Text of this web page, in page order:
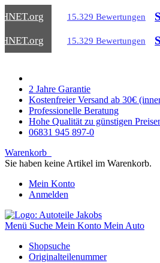
.org 15.329 Bewertungen
.org 15.329 Bewertungen
2 Jahre Garantie
Kostenfreier Versand ab 30€
Professionelle Beratung
Hohe Qualität zu günstigen
06831 945 897-0
Warenkorb
Sie haben keine Artikel im Warenkorb.
Mein Konto
Anmelden
Menü Suche Mein Konto Mein Auto
Shopsuche
Originalteilenummer